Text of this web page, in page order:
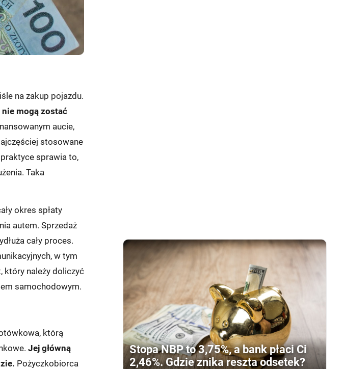
na zakup pojazdu.
mogą zostać
aucie,
stosowane
sprawia to,
Taka
okres spłaty
autem. Sprzedaż
cały proces.
w tym
który należy doliczyć
samochodowym.
którą
Jej główną
Pożyczkobiorca
Stopa NBP to 3,75%, a bank płaci Ci
2,46%. Gdzie znika reszta odsetek?